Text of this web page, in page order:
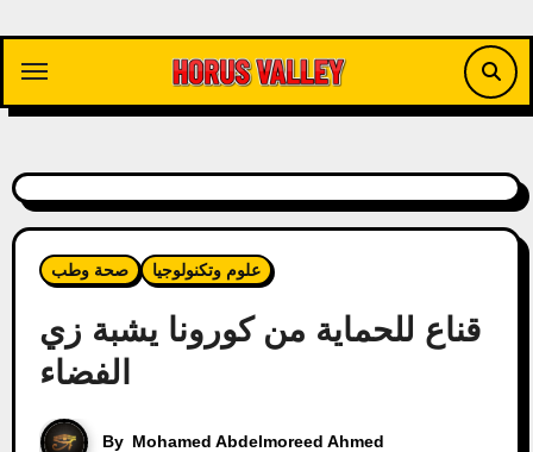
content
صحة وطب علوم وتكنولوجيا
قناع للحماية من كورونا يشبة زي
الفضاء
By Mohamed Abdelmoreed Ahmed